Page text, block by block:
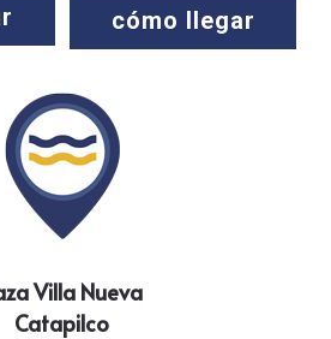
cómo llegar
Villa Nueva
Catapilco